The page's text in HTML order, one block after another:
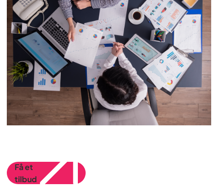
Få et
tilbud